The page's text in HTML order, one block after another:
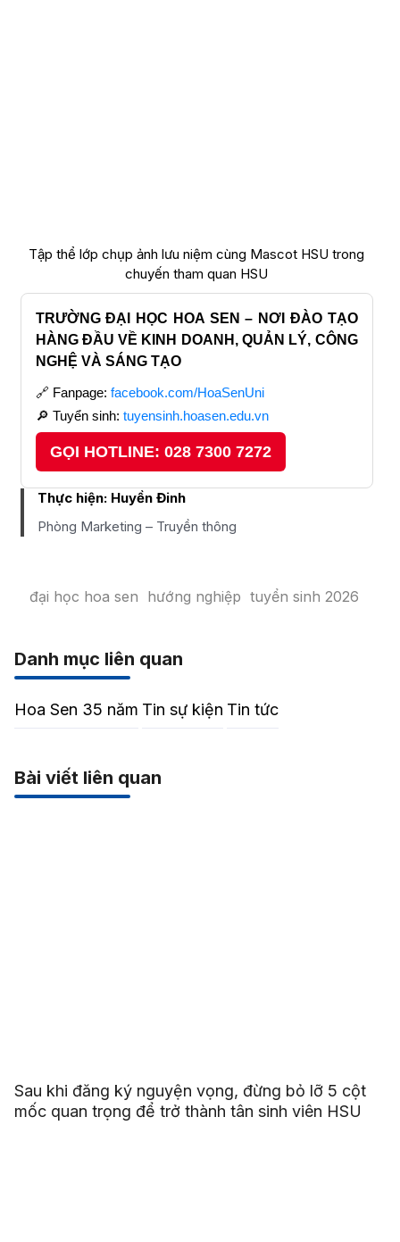
Tập thể lớp chụp ảnh lưu niệm cùng Mascot HSU trong
chuyến tham quan HSU
TRƯỜNG ĐẠI HỌC HOA SEN – NƠI ĐÀO TẠO
HÀNG ĐẦU VỀ KINH DOANH, QUẢN LÝ, CÔNG
NGHỆ VÀ SÁNG TẠO
🔗 Fanpage: facebook.com/HoaSenUni
🔎 Tuyển sinh: tuyensinh.hoasen.edu.vn
GỌI HOTLINE: 028 7300 7272
Thực hiện: Huyền Đinh
Phòng Marketing – Truyền thông
đại học hoa sen hướng nghiệp tuyển sinh 2026
Danh mục liên quan
Hoa Sen 35 năm Tin sự kiện Tin tức
Bài viết liên quan
Sau khi đăng ký nguyện vọng, đừng bỏ lỡ 5 cột
mốc quan trọng để trở thành tân sinh viên HSU